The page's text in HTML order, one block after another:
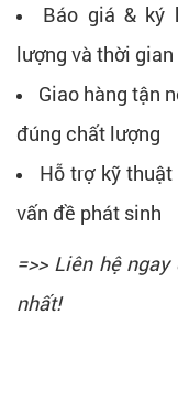
Báo giá & ký
lượng và thời gian
Giao hàng tận
đúng chất lượng
Hỗ trợ kỹ
vấn đề phát sinh
=>> Liên hệ
nhất!